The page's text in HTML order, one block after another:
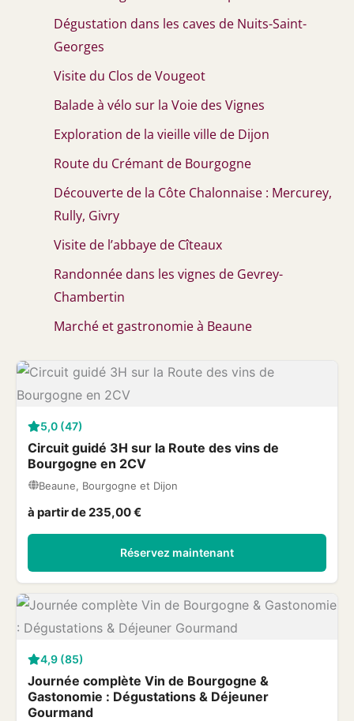
Dégustation dans les caves de Nuits-Saint-
Georges
Visite du Clos de Vougeot
Balade à vélo sur la Voie des Vignes
Exploration de la vieille ville de Dijon
Route du Crémant de Bourgogne
Découverte de la Côte Chalonnaise : Mercurey,
Rully, Givry
Visite de l’abbaye de Cîteaux
Randonnée dans les vignes de Gevrey-
Chambertin
Marché et gastronomie à Beaune
5,0 (47)
Circuit guidé 3H sur la Route des vins de
Bourgogne en 2CV
Beaune, Bourgogne et Dijon
à partir de 235,00 €
Réservez maintenant
4,9 (85)
Journée complète Vin de Bourgogne &
Gastonomie : Dégustations & Déjeuner
Gourmand